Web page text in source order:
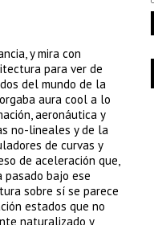
y mira con
para ver de
del mundo de la
aura cool a lo
aeronáutica y
no-lineales y de la
de curvas y
de aceleración que,
pasado bajo ese
sobre sí se parece
estados que no
naturalizado y